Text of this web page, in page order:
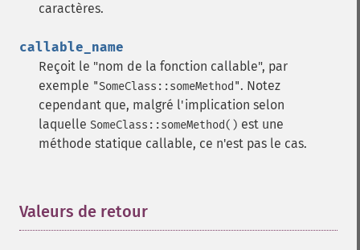
caractères.
callable_name
Reçoit le "nom de la fonction callable", par
exemple "SomeClass::someMethod". Notez
cependant que, malgré l'implication selon
laquelle SomeClass::someMethod() est une
méthode statique callable, ce n'est pas le cas.
Valeurs de retour